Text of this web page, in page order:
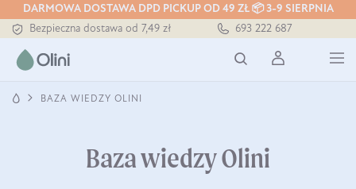
DARMOWA DOSTAWA DPD PICKUP OD 49 ZŁ 📦 3-9 SIERPNIA
Bezpieczna dostawa od 7,49 zł
Darmowa dostawa od 199 zł
Tłoczony zawsze na zimno
693 222 687
BAZA WIEDZY OLINI
Baza wiedzy Olini